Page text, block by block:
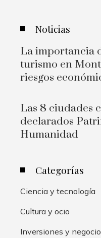
Noticias
La importancia
turismo en
riesgos
Las 8 ciudades
declarados
Humanidad
Categorías
Ciencia y tecnología
Cultura y ocio
Inversiones y